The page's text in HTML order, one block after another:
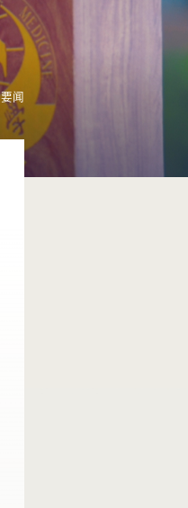
要闻